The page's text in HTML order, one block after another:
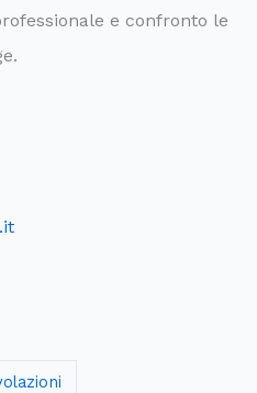
e confronto le